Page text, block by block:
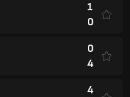
1
0
0
4
4